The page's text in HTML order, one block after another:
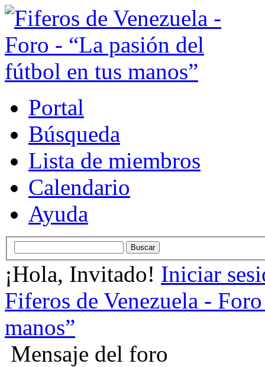
Portal
Búsqueda
Lista de miembros
Calendario
Ayuda
¡Hola, Invitado! Iniciar
Fiferos de Venezuela -
manos”
Mensaje del foro